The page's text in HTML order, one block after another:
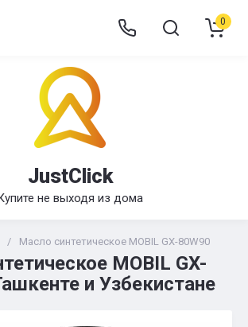
JustClick
не выходя из дома
0
/ Масло синтетическое MOBIL GX-80W90
MOBIL GX-
и Узбекистане